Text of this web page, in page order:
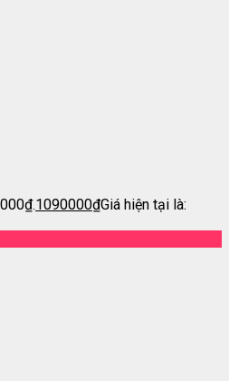
1090000₫Giá hiện tại là: